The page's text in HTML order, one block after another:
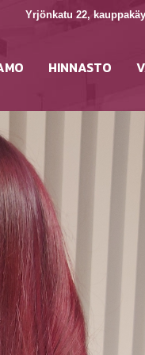
Yrjönkatu 22,
HINNASTO